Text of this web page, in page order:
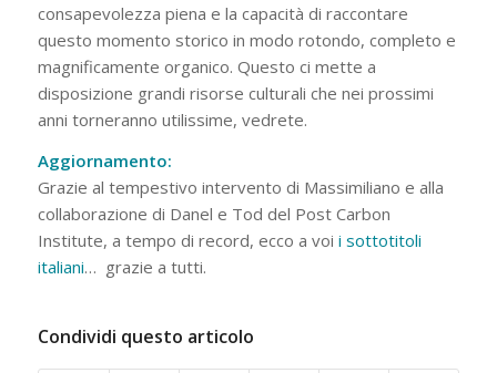
consapevolezza piena e la capacità di raccontare
questo momento storico in modo rotondo, completo e
magnificamente organico. Questo ci mette a
disposizione grandi risorse culturali che nei prossimi
anni torneranno utilissime, vedrete.
Aggiornamento:
Grazie al tempestivo intervento di Massimiliano e alla
collaborazione di Danel e Tod del Post Carbon
Institute, a tempo di record, ecco a voi i sottotitoli
italiani… grazie a tutti.
Condividi questo articolo